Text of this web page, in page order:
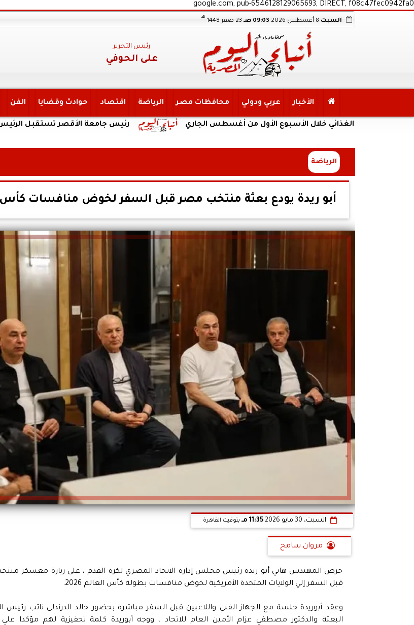
google.com, pub-6546128129065693, DIRECT, f08c47fec0942fa0
السبت 09:03 صـ 23 صفر 1448
هـ
رئيس التحرير
على الحوفي
الأخبار عربي ودولي محافظات مصر الرياضة اقتصاد حوادث وقضايا الفن
رئيس جامعة الأقصر تستقبل الرئيس التنفيذي الغذائي خلال الأسبوع الأول من أغسطس الجاري
الرياضة
أبو ريدة يودع بعثة منتخب مصر قبل السفر لخوض منافسات كأس
السبت، 30 مايو 2026 11:35 مـ بتوقيت القاهرة
مروان سامح
حرص المهندس هاني أبو ريدة رئيس مجلس إدارة الاتحاد المصري لكرة القدم ، على زيارة معسكر
قبل السفر إلي الولايات المتحدة الأمريكية لخوض منافسات بطولة كأس العالم 2026.
وعقد أبوريدة جلسة مع الجهاز الفني واللاعبين قبل السفر مباشرة بحضور خالد الدرندلي نائب رئيس
البعثة والدكتور مصطفي عزام الأمين العام للاتحاد ، ووجه أبوريدة كلمة تحفيزية لهم مؤكدا علي